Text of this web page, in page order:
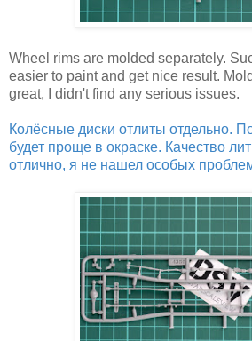
Wheel rims are molded separately.
easier to paint and get nice result.
great, I didn't find any serious issues.
Колёсные диски отлиты отдельно.
будет проще в окраске. Качество
отлично, я не нашел особых